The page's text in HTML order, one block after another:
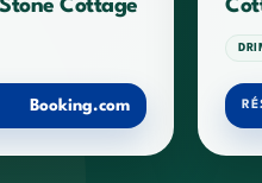
Cottage
Booking.com